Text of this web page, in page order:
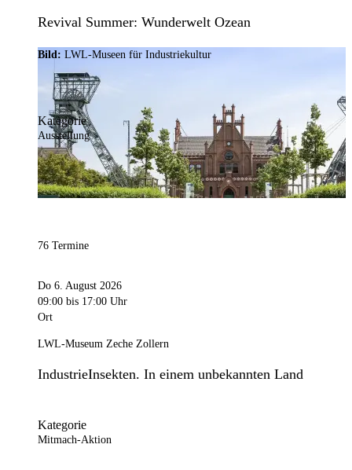
Revival Summer: Wunderwelt Ozean
Bild: LWL-Museen für Industriekultur
Kategorie
Ausstellung
76 Termine
Do 6. August 2026
09:00 bis 17:00 Uhr
Ort
LWL-Museum Zeche Zollern
IndustrieInsekten. In einem unbekannten Land
Kategorie
Mitmach-Aktion